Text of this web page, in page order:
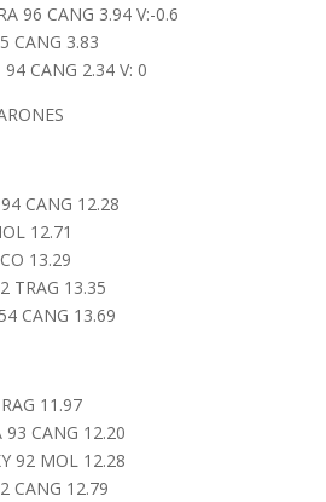
96 CANG 3.94 V:-0.6
CANG 3.83
CANG 2.34 V: 0
CANG 12.28
12.71
13.29
TRAG 13.35
CANG 13.69
11.97
93 CANG 12.20
92 MOL 12.28
CANG 12.79